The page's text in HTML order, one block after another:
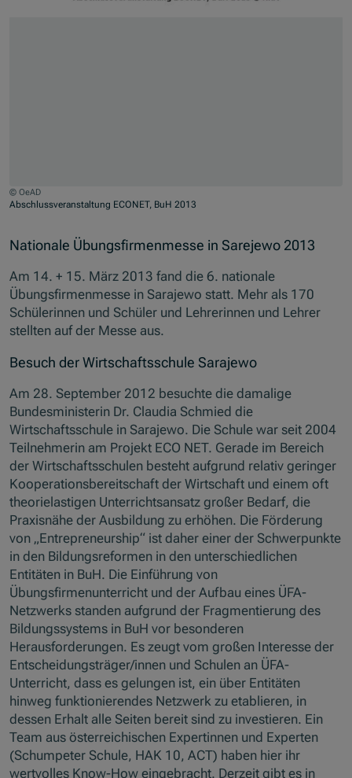
© OeAD
Abschlussveranstaltung ECONET, BuH 2013
Nationale Übungsfirmenmesse in Sarejewo 2013
Am 14. + 15. März 2013 fand die 6. nationale
Übungsfirmenmesse in Sarajewo statt. Mehr als 170
Schülerinnen und Schüler und Lehrerinnen und Lehrer
stellten auf der Messe aus.
Besuch der Wirtschaftsschule Sarajewo
Am 28. September 2012 besuchte die damalige
Bundesministerin Dr. Claudia Schmied die
Wirtschaftsschule in Sarajewo. Die Schule war seit 2004
Teilnehmerin am Projekt ECO NET. Gerade im Bereich
der Wirtschaftsschulen besteht aufgrund relativ geringer
Kooperationsbereitschaft der Wirtschaft und einem oft
theorielastigen Unterrichtsansatz großer Bedarf, die
Praxisnähe der Ausbildung zu erhöhen. Die Förderung
von „Entrepreneurship“ ist daher einer der Schwerpunkte
in den Bildungsreformen in den unterschiedlichen
Entitäten in BuH. Die Einführung von
Übungsfirmenunterricht und der Aufbau eines ÜFA-
Netzwerks standen aufgrund der Fragmentierung des
Bildungssystems in BuH vor besonderen
Herausforderungen. Es zeugt vom großen Interesse der
Entscheidungsträger/innen und Schulen an ÜFA-
Unterricht, dass es gelungen ist, ein über Entitäten
hinweg funktionierendes Netzwerk zu etablieren, in
dessen Erhalt alle Seiten bereit sind zu investieren. Ein
Team aus österreichischen Expertinnen und Experten
(Schumpeter Schule, HAK 10, ACT) haben hier ihr
wertvolles Know-How eingebracht. Derzeit gibt es in